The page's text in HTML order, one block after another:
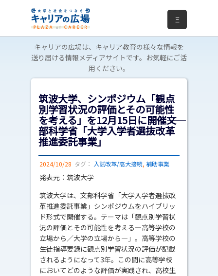
Ξ
キャリアの広場は、キャリア教育の様々な情報を
送り届ける情報メディアサイトです。お気軽にご活
用ください。
筑波大学、シンポジウム「観点
別学習状況の評価とその可能性
を考える」を12月15日に開催――文
部科学省「大学入学者選抜改革
推進委託事業」
2024/10/28 タグ： 入試改革/高大接続, 補助事業
発表元：筑波大学
筑波大学は、文部科学省「大学入学者選抜改
革推進委託事業」シンポジウムをハイブリッ
ド形式で開催する。テーマは「観点別学習状
況の評価とその可能性を考える―高等学校の
立場から／大学の立場から―」。高等学校の
生徒指導要録に観点別学習状況の評価が記載
されるようになって3年。この間に高等学校
においてどのような評価が実践され、高校生